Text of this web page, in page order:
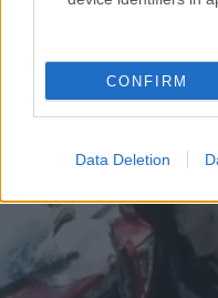
CONFIRM
Data Deletion
FLASH FOCUS